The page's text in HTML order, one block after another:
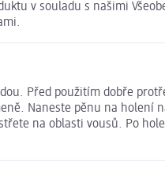
v souladu s našimi
Před použitím dobře
Naneste pěnu na holení
na oblasti vousů. Po